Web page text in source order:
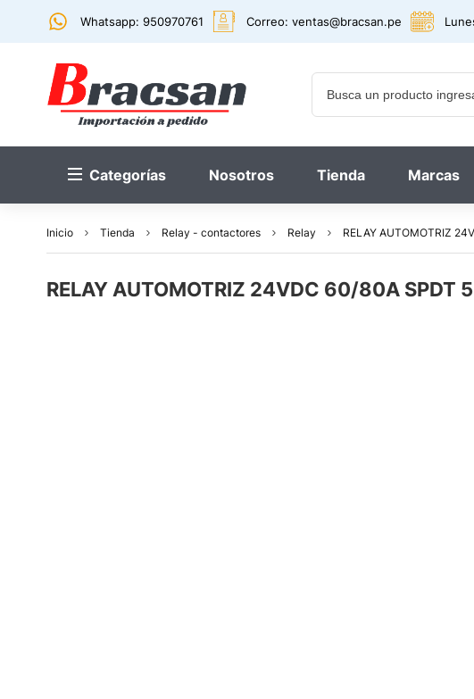
Whatsapp: 950970761 Correo: ventas@bracsan.pe
Categorías Nosotros Tienda Marcas
Inicio Tienda Relay - contactores Relay RELAY AUTOMOTRIZ
RELAY AUTOMOTRIZ 24VDC 60/80A SPDT